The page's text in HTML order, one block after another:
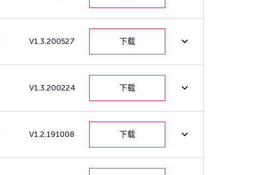
V1.3.200527 下载
V1.3.200224 下载
V1.2.191008 下载